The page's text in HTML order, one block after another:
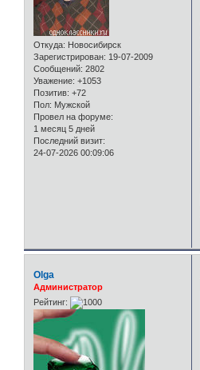
Откуда: Новосибирск
Зарегистрирован: 19-07-2009
Сообщений: 2802
Уважение: +1053
Позитив: +72
Пол: Мужской
Провел на форуме:
1 месяц 5 дней
Последний визит:
24-07-2026 00:09:06
Olga
Администратор
Рейтинг: